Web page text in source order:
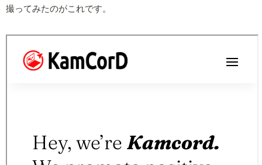
撮ってみたのがこれです。